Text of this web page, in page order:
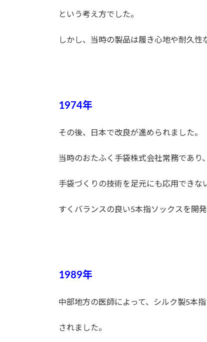
という考え方でした。
しかし、当時の製品は履き心地や耐久性
1974年
その後、日本で改良が進められました。
当時のおたふく手袋株式会社常務であり
手袋づくりの技術を足元にも応用でき
すくバランスの良い5本指ソックスを開発
1989年
中部地方の医師によって、シルク製5本
されました。